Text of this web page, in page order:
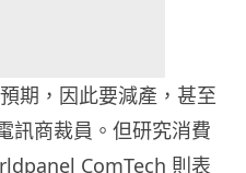
期，因此要減產，甚至
訊商裁員。但研究消費
ComTech 則表